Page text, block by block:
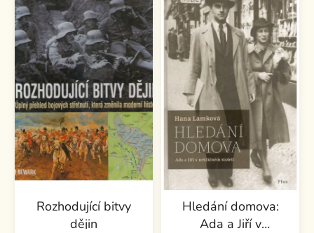
Rozhodující bitvy
dějin
Hledání domova:
Ada a Jiří v